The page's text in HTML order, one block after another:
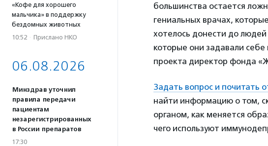
«Кофе для хорошего
мальчика» в поддержку
бездомных животных
10:52 · Прислано НКО
06.08.2026
Минздрав уточнил
правила передачи
пациентам
незарегистрированных
в России препаратов
17:30
большинства остается
гениальных врачах,
хотелось донести до
которые они задавали
проекта директор фонда
Задать вопрос и почитать
найти информацию о том,
органом, как меняется
чего используют